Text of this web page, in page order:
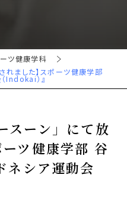
ツ健康学科
れました】スポーツ健康学部
Indokai）』
スーン」にて放
ツ健康学部 谷
ネシア運動会